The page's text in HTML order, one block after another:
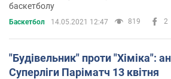
баскетболу
Баскетбол 14.05.2021 12:47 819 2
"Будівельник" проти "Хіміка":
Суперліги Паріматч 13 квітня